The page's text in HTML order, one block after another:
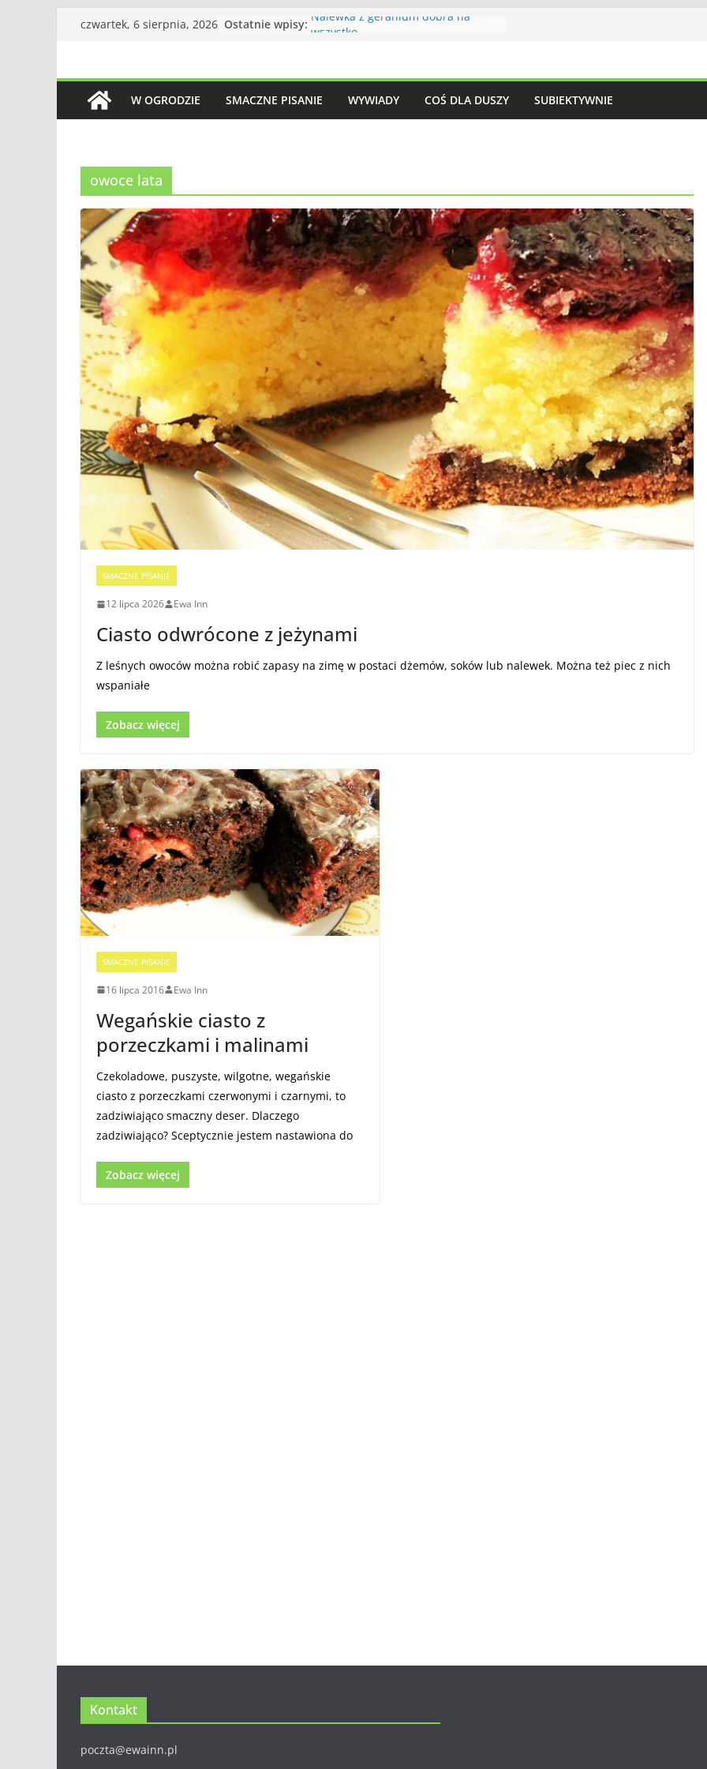
Przejdź
czwartek, 6 sierpnia, 2026 Ostatnie wpisy: Nalewka z geranium dobra na
Dżem z jarzębiny i gruszek
Zupa krem z dyni – wizytówka
W OGRODZIE SMACZNE PISANIE WYWIADY COŚ DLA DUSZY SUBIEKTYWNIE
owoce lata
SMACZNE PISANIE
12 lipca 2026 Ewa Inn
Ciasto odwrócone z jeżynami
Z leśnych owoców można robić zapasy na zimę w postaci dżemów, soków lub nalewek. Można też piec z nich
wspaniałe
Zobacz więcej
SMACZNE PISANIE
16 lipca 2016 Ewa Inn
Wegańskie ciasto z
porzeczkami i malinami
Czekoladowe, puszyste, wilgotne, wegańskie
ciasto z porzeczkami czerwonymi i czarnymi, to
zadziwiająco smaczny deser. Dlaczego
zadziwiająco? Sceptycznie jestem nastawiona do
Zobacz więcej
Kontakt
poczta@ewainn.pl